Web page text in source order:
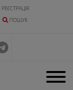
РЕЄСТРАЦІЯ
ПОШУК